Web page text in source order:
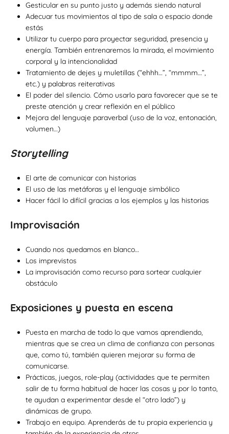
Gesticular en su punto justo y además siendo natural
Adecuar tus movimientos al tipo de sala o espacio donde
estás
Utilizar tu cuerpo para proyectar seguridad, presencia y
energía. También entrenaremos la mirada, el movimiento
corporal y la intencionalidad
Tratamiento de dejes y muletillas (“ehhh…”, “mmmm…”,
etc.) y palabras reiterativas
El poder del silencio. Cómo usarlo para favorecer que se te
preste atención y crear reflexión en el público
Mejora del lenguaje paraverbal (uso de la voz, entonación,
volumen…)
Storytelling
El arte de comunicar con historias
El uso de las metáforas y el lenguaje simbólico
Hacer fácil lo difícil gracias a los ejemplos y las historias
Improvisación
Cuando nos quedamos en blanco…
Los imprevistos
La improvisación como recurso para sortear cualquier
obstáculo
Exposiciones y puesta en escena
Puesta en marcha de todo lo que vamos aprendiendo,
mientras que se crea un clima de confianza con personas
que, como tú, también quieren mejorar su forma de
comunicarse.
Prácticas, juegos, role-play (actividades que te permiten
salir de tu forma habitual de hacer las cosas y por lo tanto,
te ayudan a experimentar desde el “otro lado”) y
dinámicas de grupo.
Trabajo en equipo. Aprenderás de tu propia experiencia y